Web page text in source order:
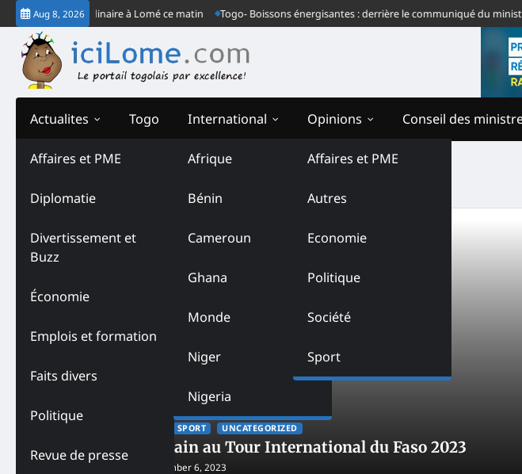
Skip
to
content
Aug 8, 2026
son congrès ordinaire à Lomé ce matin Togo- Boissons énergisantes : derrière le communiqué du ministre
Actualites
Affaires et PME
Diplomatie
Divertissement et
Buzz
Économie
Emplois et formation
Faits divers
Politique
Revue de presse
Togo International
Afrique
Bénin
Cameroun
Ghana
Monde
Niger
Nigeria
Opinions
Affaires et PME
Autres
Economie
Politique
Société
Sport
Conseil des
Tag:Tour International du Faso
SPORT UNCATEGORIZED
Triomphe marocain au Tour International du Faso 2023
November 6, 2023